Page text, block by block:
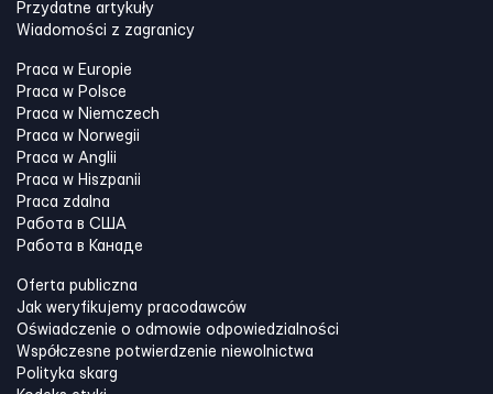
Przydatne artykuły
Wiadomości z zagranicy
Praca w Europie
Praca w Polsce
Praca w Niemczech
Praca w Norwegii
Praca w Anglii
Praca w Hiszpanii
Praca zdalna
Работа в США
Работа в Канадe
Oferta publiczna
Jak weryfikujemy pracodawców
Oświadczenie o odmowie odpowiedzialności
Współczesne potwierdzenie niewolnictwa
Polityka skarg